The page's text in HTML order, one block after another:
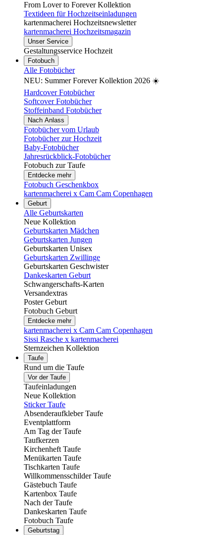
From Lover to Forever Kollektion
Textideen für Hochzeitseinladungen
kartenmacherei Hochzeitsnewsletter
kartenmacherei Hochzeitsmagazin
Unser Service
Gestaltungsservice Hochzeit
Fotobuch
Alle Fotobücher
NEU: Summer Forever Kollektion 2026 ☀️
Hardcover Fotobücher
Softcover Fotobücher
Stoffeinband Fotobücher
Nach Anlass
Fotobücher vom Urlaub
Fotobücher zur Hochzeit
Baby-Fotobücher
Jahresrückblick-Fotobücher
Fotobuch zur Taufe
Entdecke mehr
Fotobuch Geschenkbox
kartenmacherei x Cam Cam Copenhagen
Geburt
Alle Geburtskarten
Neue Kollektion
Geburtskarten Mädchen
Geburtskarten Jungen
Geburtskarten Unisex
Geburtskarten Zwillinge
Geburtskarten Geschwister
Dankeskarten Geburt
Schwangerschafts-Karten
Versandextras
Poster Geburt
Fotobuch Geburt
Entdecke mehr
kartenmacherei x Cam Cam Copenhagen
Sissi Rasche x kartenmacherei
Sternzeichen Kollektion
Taufe
Rund um die Taufe
Vor der Taufe
Taufeinladungen
Neue Kollektion
Sticker Taufe
Absenderaufkleber Taufe
Eventplattform
Am Tag der Taufe
Taufkerzen
Kirchenheft Taufe
Menükarten Taufe
Tischkarten Taufe
Willkommensschilder Taufe
Gästebuch Taufe
Kartenbox Taufe
Nach der Taufe
Dankeskarten Taufe
Fotobuch Taufe
Geburtstag